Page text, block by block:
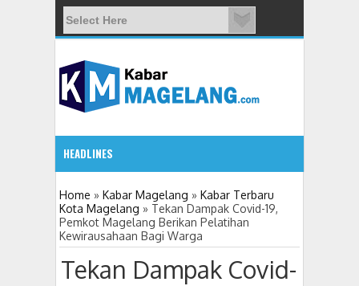
HEADLINES
08:37 AM
Cegah Stunting, Kader IMP Kota Magela
Home » Kabar Magelang » Kabar Terbaru
Kota Magelang » Tekan Dampak Covid-19,
Pemkot Magelang Berikan Pelatihan
Kewirausahaan Bagi Warga
Tekan Dampak Covid-